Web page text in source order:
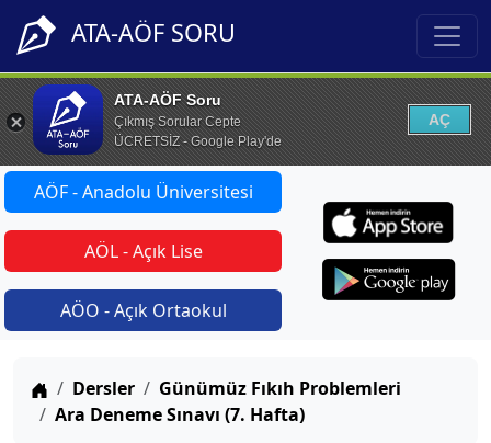
ATA-AÖF SORU
ATA-AÖF Soru
Çıkmış Sorular Cepte
ÜCRETSİZ - Google Play'de
AÇ
AÖF - Anadolu Üniversitesi
AÖL - Açık Lise
AÖO - Açık Ortaokul
Anasayfa
Dersler
Günümüz Fıkıh Problemleri
Ara Deneme Sınavı (7. Hafta)